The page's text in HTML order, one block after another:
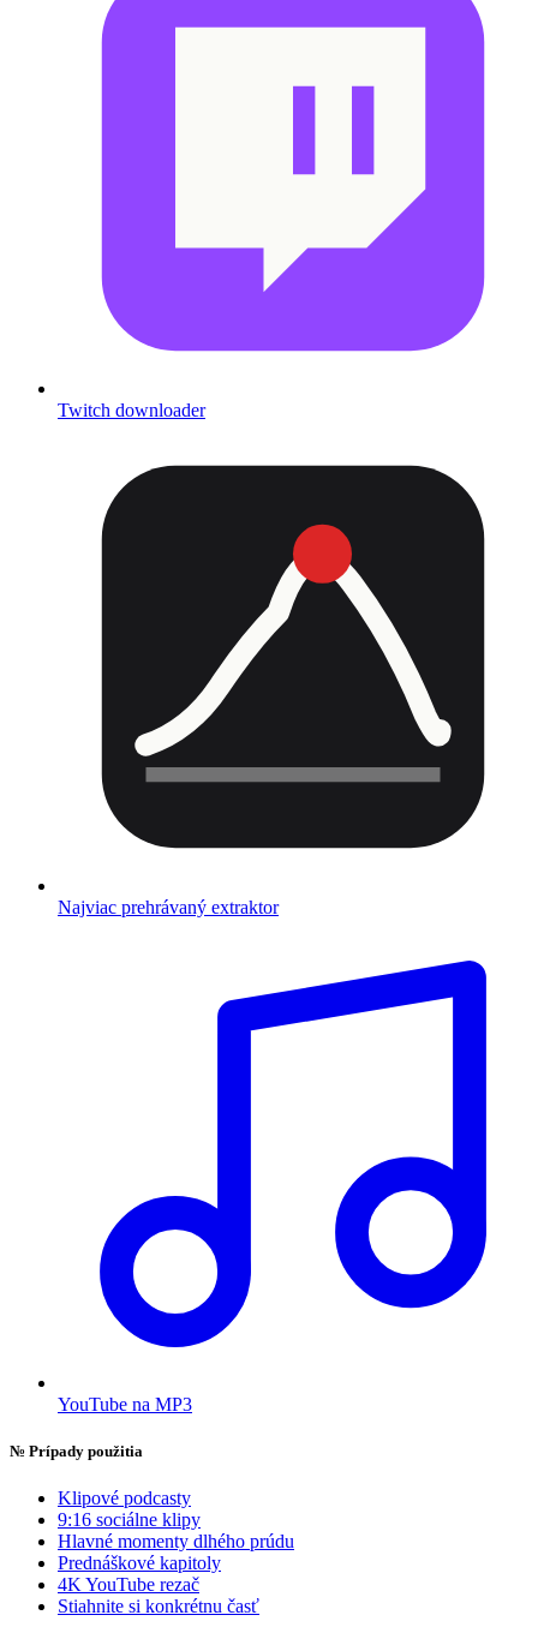
Twitch downloader
Najviac prehrávaný extraktor
YouTube na MP3
№ Prípady použitia
Klipové podcasty
9:16 sociálne klipy
Hlavné momenty dlhého prúdu
Prednáškové kapitoly
4K YouTube rezač
Stiahnite si konkrétnu časť